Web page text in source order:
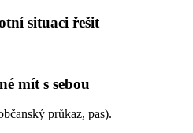
situaci řešit
mít s sebou
průkaz, pas).